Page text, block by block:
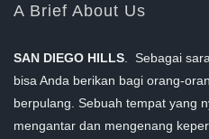
A Brief About Us
SAN DIEGO HILLS . Sebagai
bisa Anda berikan bagi orang-
berpulang. Sebuah tempat yang
mengantar dan mengenang